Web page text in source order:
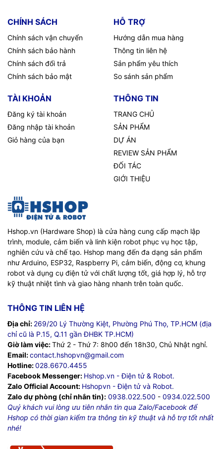
CHÍNH SÁCH
Chính sách vận chuyển
Chính sách bảo hành
Chính sách đổi trả
Chính sách bảo mật
HỖ TRỢ
Hướng dẫn mua hàng
Thông tin liên hệ
Sản phẩm yêu thích
So sánh sản phẩm
TÀI KHOẢN
Đăng ký tài khoản
Đăng nhập tài khoản
Giỏ hàng của bạn
THÔNG TIN
TRANG CHỦ
SẢN PHẨM
DỰ ÁN
REVIEW SẢN PHẨM
ĐỐI TÁC
GIỚI THIỆU
Hshop.vn (Hardware Shop) là cửa hàng cung cấp mạch lập
trình, module, cảm biến và linh kiện robot phục vụ học tập,
nghiên cứu và chế tạo. Hshop mang đến đa dạng sản phẩm
như Arduino, ESP32, Raspberry Pi, cảm biến, động cơ, khung
robot và dụng cụ điện tử với chất lượng tốt, giá hợp lý, hỗ trợ
kỹ thuật nhiệt tình và giao hàng nhanh trên toàn quốc.
THÔNG TIN LIÊN HỆ
Địa chỉ: 269/20 Lý Thường Kiệt, Phường Phú Thọ, TP.HCM (địa
chỉ cũ là P.15, Q.11 gần ĐHBK TP.HCM)
Giờ làm việc:Thứ 2 - Thứ 7: 8h00 đến 18h30, Chủ Nhật nghỉ.
Email:contact.hshopvn@gmail.com
Hotline:028.6670.4455
Facebook Messenger: Hshop.vn - Điện tử & Robot.
Zalo Official Account: Hshopvn - Điện tử và Robot.
Zalo dự phòng (chỉ nhắn tin): 0938.022.500 - 0934.022.500
Quý khách vui lòng ưu tiên nhắn tin qua Zalo/Facebook để
Hshop có thời gian kiểm tra thông tin kỹ thuật và hỗ trợ tốt nhất
nhé!